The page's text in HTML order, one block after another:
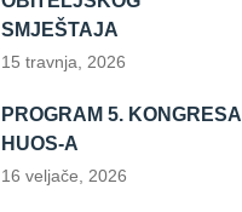
SMJEŠTAJA
15 travnja, 2026
PROGRAM 5. KONGRESA
HUOS-A
16 veljače, 2026